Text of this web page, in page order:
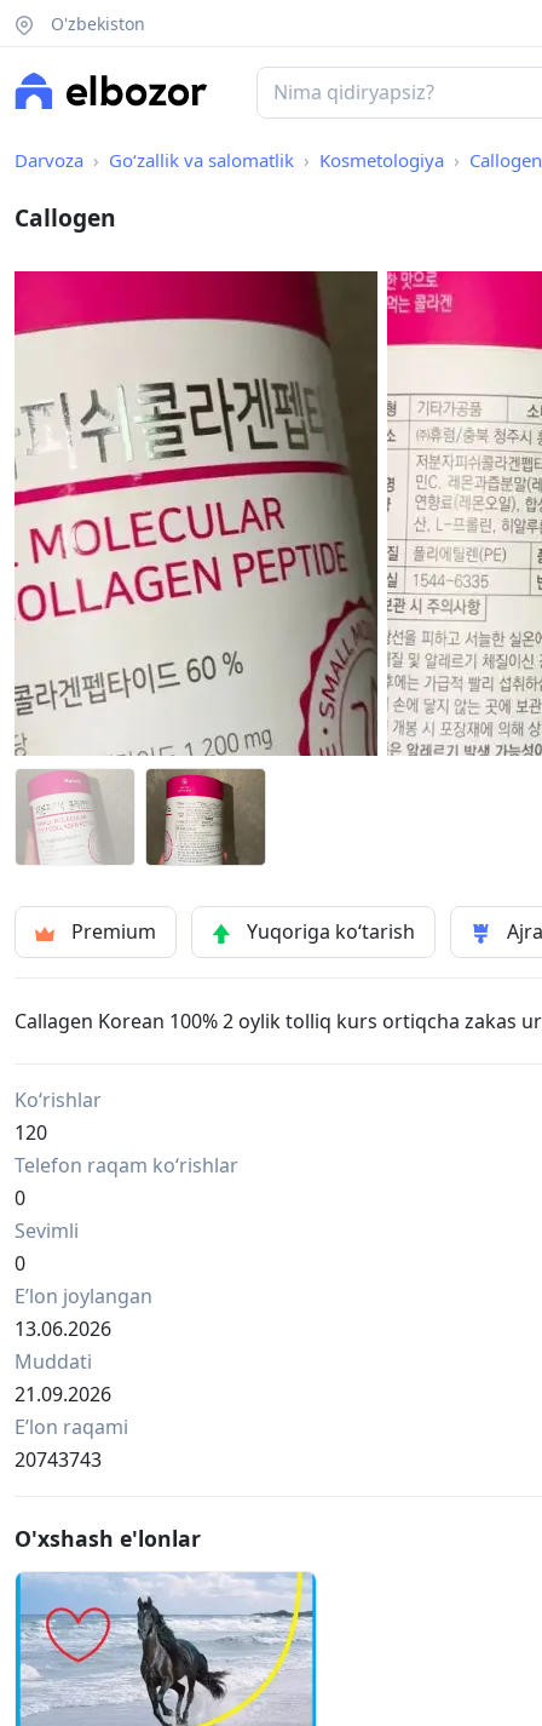
O'zbekiston
Darvoza Go‘zallik va salomatlik Kosmetologiya Callogen
Callogen
Premium Yuqoriga ko‘tarish
Callagen Korean 100% 2 oylik tolliq kurs ortiqcha zakas
Ko‘rishlar
120
Telefon raqam ko‘rishlar
0
Sevimli
0
Eʼlon joylangan
13.06.2026
Muddati
21.09.2026
Eʼlon raqami
20743743
O'xshash e'lonlar